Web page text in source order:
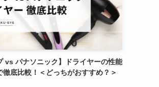
vs パナソニック】ドライヤーの性能
徹底比較！＜どっちがおすすめ？＞